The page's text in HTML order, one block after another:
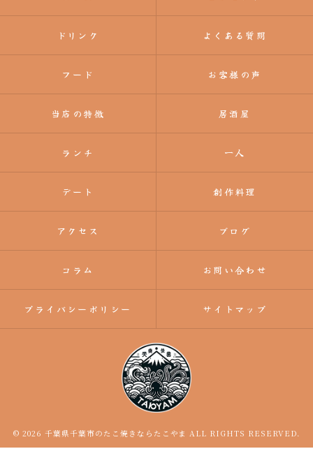
ドリンク よくある質問
フード お客様の声
当店の特徴 居酒屋
ランチ 一人
デート 創作料理
アクセス ブログ
コラム お問い合わせ
プライバシーポリシー サイトマップ
© 2026 千葉県千葉市のたこ焼きならたこやま ALL RIGHTS RESERVED.